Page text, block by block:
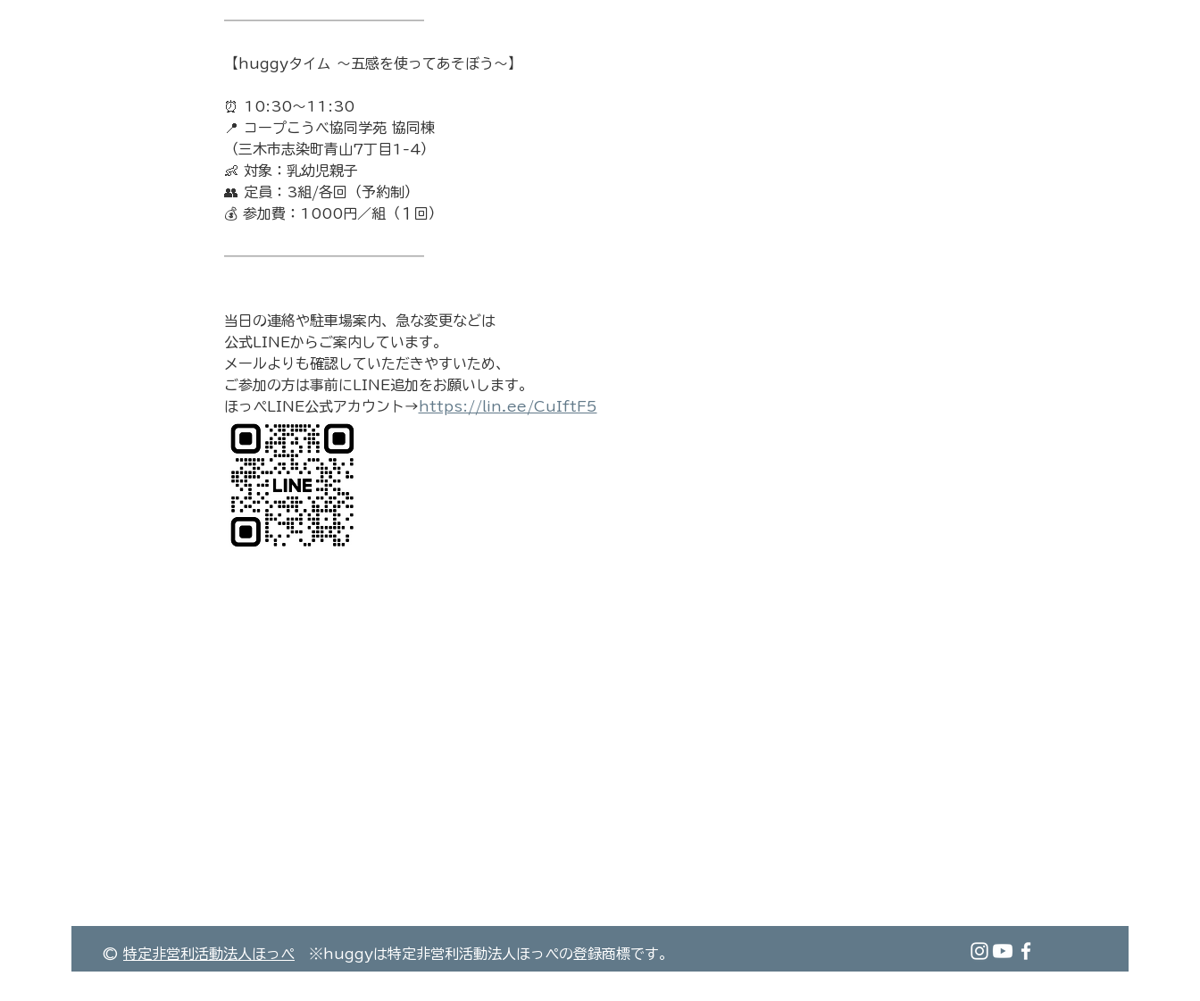
──────────────
【huggyタイム 〜五感を使ってあそぼう〜】
⏰ 10:30〜11:30
📍 コープこうべ協同学苑 協同棟
（三木市志染町青山7丁目1-4）
👶 対象：乳幼児親子
👥 定員：3組/各回（予約制）
💰 参加費：1000円／組（１回）
──────────────
当日の連絡や駐車場案内、急な変更などは
公式LINEからご案内しています。
メールよりも確認していただきやすいため、
ご参加の方は事前にLINE追加をお願いします。
ほっぺLINE公式アカウント→ https://lin.ee/CuIftF5
© 特定非営利活動法人ほっぺ ※huggyは特定非営利活動法人ほっぺの登録商標です。